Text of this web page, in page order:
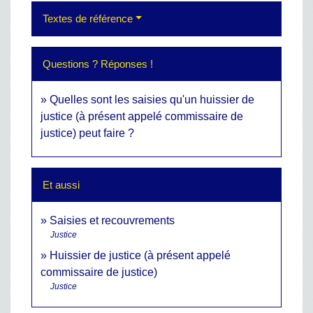
Textes de référence
Questions ? Réponses !
Quelles sont les saisies qu'un huissier de
justice (à présent appelé commissaire de
justice) peut faire ?
Et aussi
Saisies et recouvrements
Justice
Huissier de justice (à présent appelé
commissaire de justice)
Justice